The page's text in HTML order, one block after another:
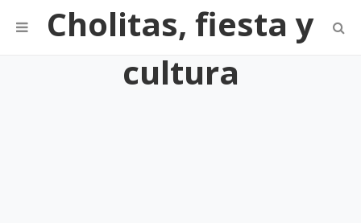
Cholitas, fiesta y
cultura